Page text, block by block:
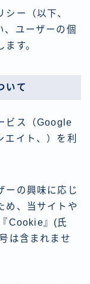
ー（以下、
、ユーザーの個
す。
いて
ビス（Google
イト、）を利
ーの興味に応じ
め、当サイトや
Cookie』(氏
は含まれませ